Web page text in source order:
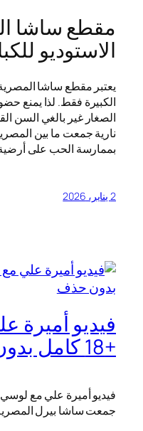
مقطع ساشا
الاستوديو
يعتبر مقطع ساشا
الكبيرة فقط. لذا يمنع
الصغار غير بالغي السن
نارية جمعت ما بين
بممارسة الحب على أرضية
2 يناير، 2026
فيديو
+18 كامل بدون حذف
فيديو أميرة علي مع لوسي
جمعت ساشا بيرل المصرية